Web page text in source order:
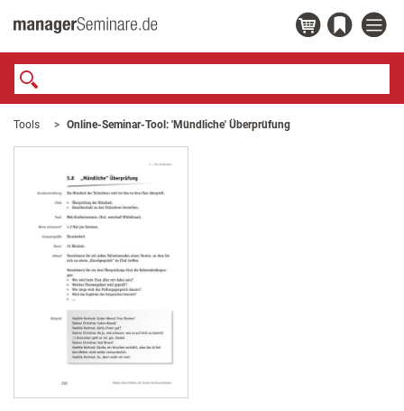
Tools Online-Seminar-Tool: 'Mündliche' Überprüfung